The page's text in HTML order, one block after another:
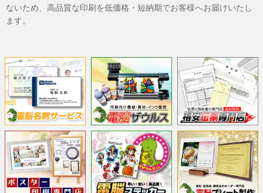
ないため、高品質な印刷を低価格・短納期でお客様へお届けいたし
ます。